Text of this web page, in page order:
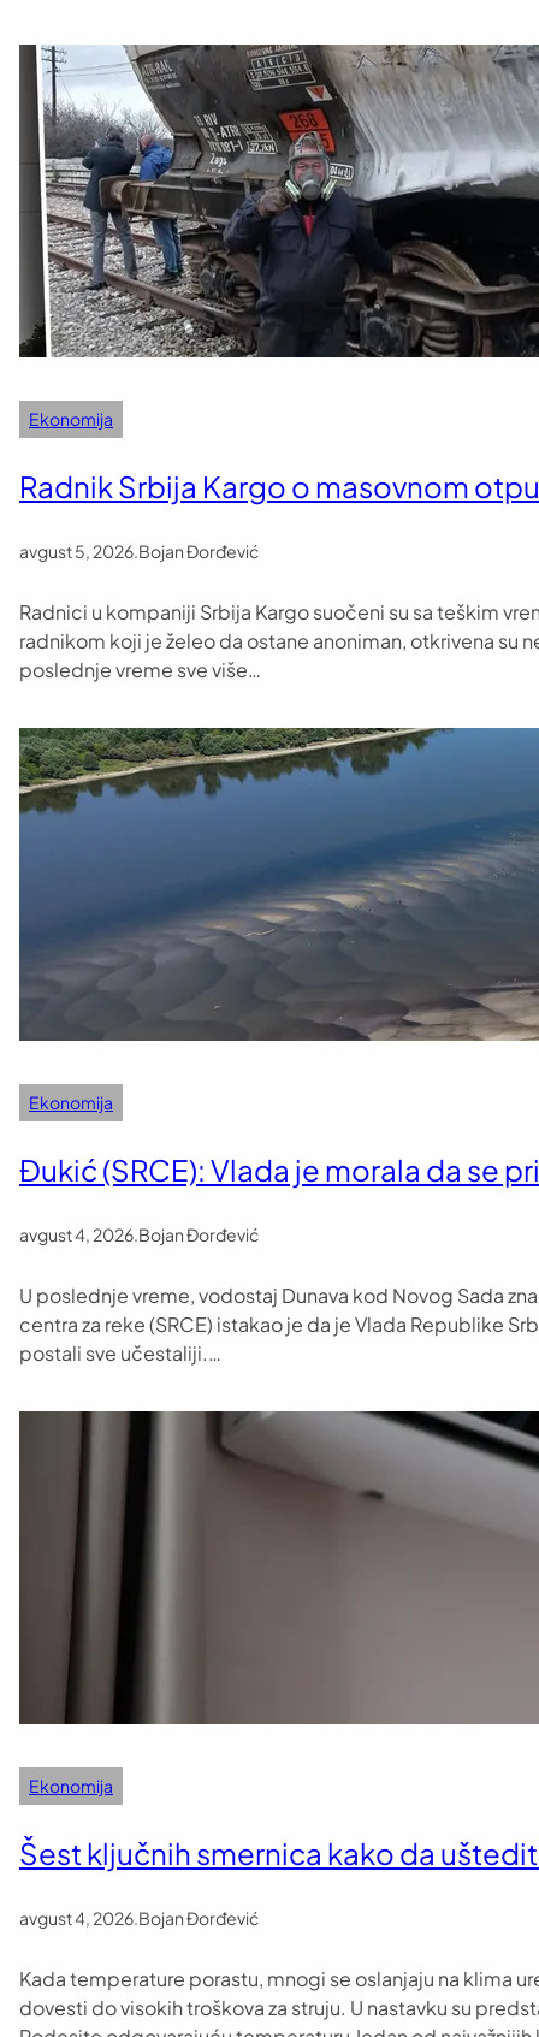
Ekonomija
Radnik Srbija Kargo o masovnom
avgust 5, 2026 Bojan Đorđević
Radnici u kompaniji Srbija Kargo suočeni su sa teškim
radnikom koji je želeo da ostane anoniman, otkrivena su
poslednje vreme sve više…
Ekonomija
Đukić (SRCE): Vlada je morala da se
avgust 4, 2026.Bojan Đorđević
U poslednje vreme, vodostaj Dunava kod Novog Sada
centra za reke (SRCE) istakao je da je Vlada Republike
postali sve učestaliji.…
Ekonomija
Šest ključnih smernica kako da
avgust 4, 2026.Bojan Đorđević
Kada temperature porastu, mnogi se oslanjaju na klima
dovesti do visokih troškova za struju. U nastavku su